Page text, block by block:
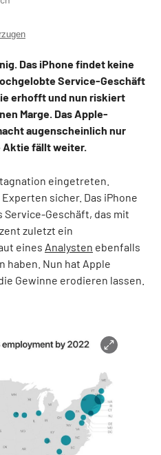
Das iPhone findet keine
Service-Geschäft
erhofft und nun riskiert
Marge. Das Apple-
augenscheinlich nur
Aktie fällt weiter.
eingetreten.
sicher. Das iPhone
Geschäft, das mit
zuletzt ein
eines Analysten ebenfalls
haben. Nun hat Apple
Gewinne erodieren lassen.